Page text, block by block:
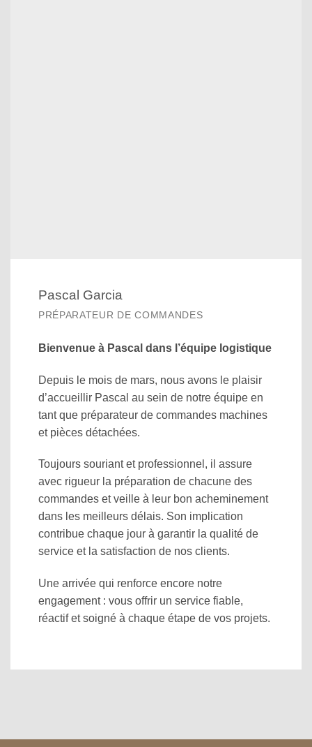
Pascal Garcia
PRÉPARATEUR DE COMMANDES
Bienvenue à Pascal dans l’équipe logistique
Depuis le mois de mars, nous avons le plaisir
d’accueillir Pascal au sein de notre équipe en
tant que préparateur de commandes machines
et pièces détachées.
Toujours souriant et professionnel, il assure
avec rigueur la préparation de chacune des
commandes et veille à leur bon acheminement
dans les meilleurs délais. Son implication
contribue chaque jour à garantir la qualité de
service et la satisfaction de nos clients.
Une arrivée qui renforce encore notre
engagement : vous offrir un service fiable,
réactif et soigné à chaque étape de vos projets.